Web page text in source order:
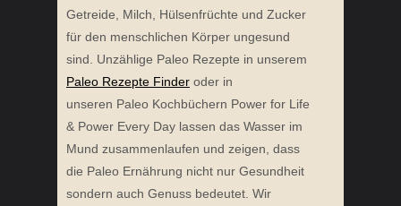
Getreide, Milch, Hülsenfrüchte und Zucker
für den menschlichen Körper ungesund
sind. Unzählige Paleo Rezepte in unserem
Paleo Rezepte Finder oder in
unseren Paleo Kochbüchern Power for Life
& Power Every Day lassen das Wasser im
Mund zusammenlaufen und zeigen, dass
die Paleo Ernährung nicht nur Gesundheit
sondern auch Genuss bedeutet. Wir